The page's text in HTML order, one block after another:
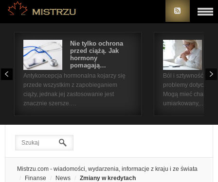
Nie tylko ochrona
przed ciążą. Jak
hormony
pomagają…
Antykoncepcja hormonalna kojarzy się
przede wszystkim z zapobieganiem
ciąży, jednak jej zastosowanie jest
znacznie szersze.…
Ból i sztywność
problemy
Mogą mieć
umiarkowany,…
Mistrzu.com - wiadomości, wydarzenia, informacje z kraju i ze świata
Finanse
News Zmiany w kredytach